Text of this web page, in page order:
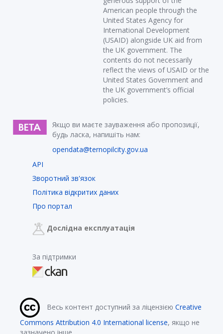
American people through the
United States Agency for
International Development
(USAID) alongside UK aid from
the UK government. The
contents do not necessarily
reflect the views of USAID or the
United States Government and
the UK government’s official
policies.
Якщо ви маєте зауваження або пропозиції,
будь ласка, напишіть нам:
opendata@ternopilcity.gov.ua
API
Зворотний зв'язок
Політика відкритих даних
Про портал
Дослідна експлуатація
За підтримки
Весь контент доступний за ліцензією Creative
Commons Attribution 4.0 International license, якщо не